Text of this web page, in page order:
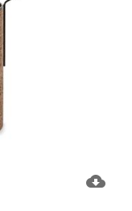
cloud_download